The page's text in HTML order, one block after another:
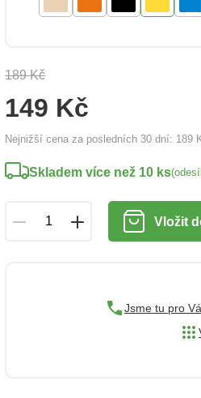
189 Kč
149 Kč
Nejnižší cena za posledních 30 dní: 189
Skladem více než 10 ks
Vložit
Jsme tu pro